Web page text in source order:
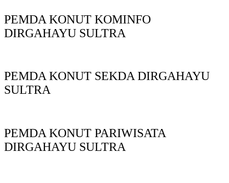
PEMDA KONUT KOMINFO
DIRGAHAYU SULTRA
PEMDA KONUT SEKDA DIRGAHAYU
SULTRA
PEMDA KONUT PARIWISATA
DIRGAHAYU SULTRA